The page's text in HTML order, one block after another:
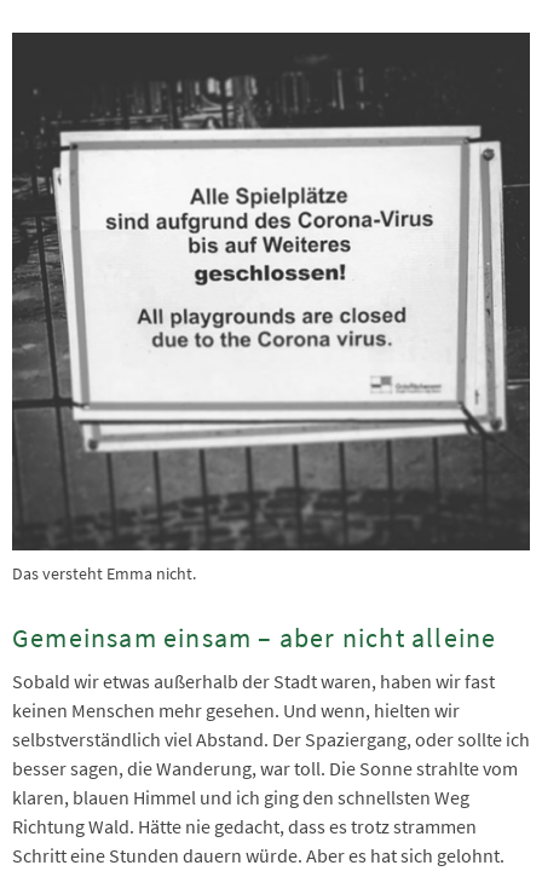
Das versteht Emma nicht.
Gemeinsam einsam – aber nicht alleine
Sobald wir etwas außerhalb der Stadt waren, haben wir fast
keinen Menschen mehr gesehen. Und wenn, hielten wir
selbstverständlich viel Abstand. Der Spaziergang, oder sollte ich
besser sagen, die Wanderung, war toll. Die Sonne strahlte vom
klaren, blauen Himmel und ich ging den schnellsten Weg
Richtung Wald. Hätte nie gedacht, dass es trotz strammen
Schritt eine Stunden dauern würde. Aber es hat sich gelohnt.